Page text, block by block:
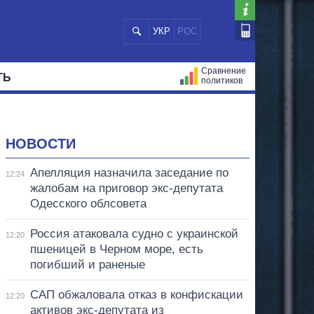
УКР РОС
Сравнение
политиков
НОВОСТИ
12:24
Апелляция назначила заседание по
жалобам на приговор экс-депутата
Одесского облсовета
12:20
Россия атаковала судно с украинской
пшеницей в Черном море, есть
погибший и раненые
12:20
САП обжаловала отказ в конфискации
активов экс-депутата из